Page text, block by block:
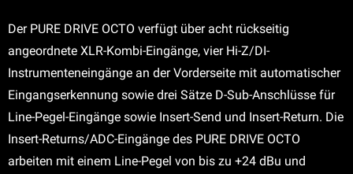
Der PURE DRIVE OCTO verfügt über acht rückseitig
angeordnete XLR-Kombi-Eingänge, vier Hi-Z/DI-
Instrumenteneingänge an der Vorderseite mit automatischer
Eingangserkennung sowie drei Sätze D-Sub-Anschlüsse für
Line-Pegel-Eingänge sowie Insert-Send und Insert-Return. Die
Insert-Returns/ADC-Eingänge des PURE DRIVE OCTO
arbeiten mit einem Line-Pegel von bis zu +24 dBu und